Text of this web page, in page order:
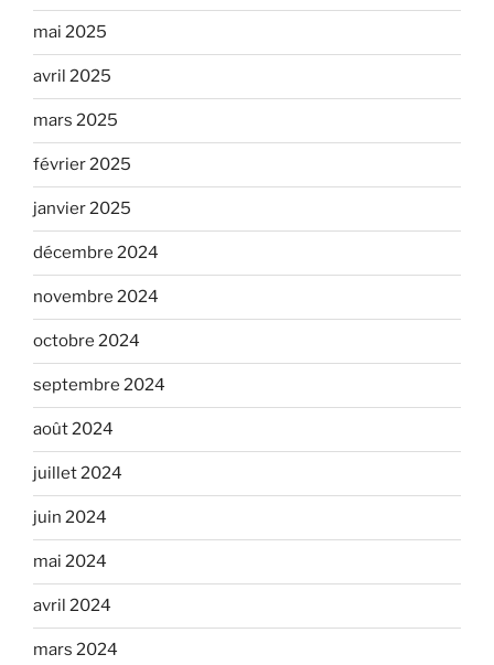
mai 2025
avril 2025
mars 2025
février 2025
janvier 2025
décembre 2024
novembre 2024
octobre 2024
septembre 2024
août 2024
juillet 2024
juin 2024
mai 2024
avril 2024
mars 2024